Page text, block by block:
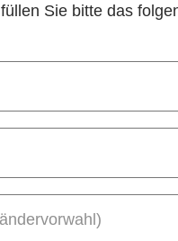
füllen Sie bitte das